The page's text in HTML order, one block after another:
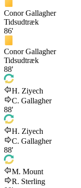
Conor Gallagher
Tidsudtræk
86'
Conor Gallagher
Tidsudtræk
88'
H. Ziyech
C. Gallagher
88'
H. Ziyech
C. Gallagher
88'
M. Mount
R. Sterling